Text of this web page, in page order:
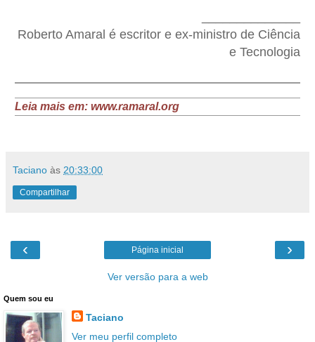
Roberto Amaral é escritor e ex-ministro de Ciência
e Tecnologia
Leia mais em: www.ramaral.org
Taciano às 20:33:00
Compartilhar
‹ ›
Página inicial
Ver versão para a web
Quem sou eu
Taciano
Ver meu perfil completo